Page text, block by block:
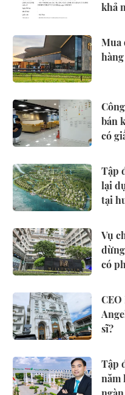
khả
Mua
bán
có
Tập
lại
tại
Vụ
có
sĩ?
Tập
năm